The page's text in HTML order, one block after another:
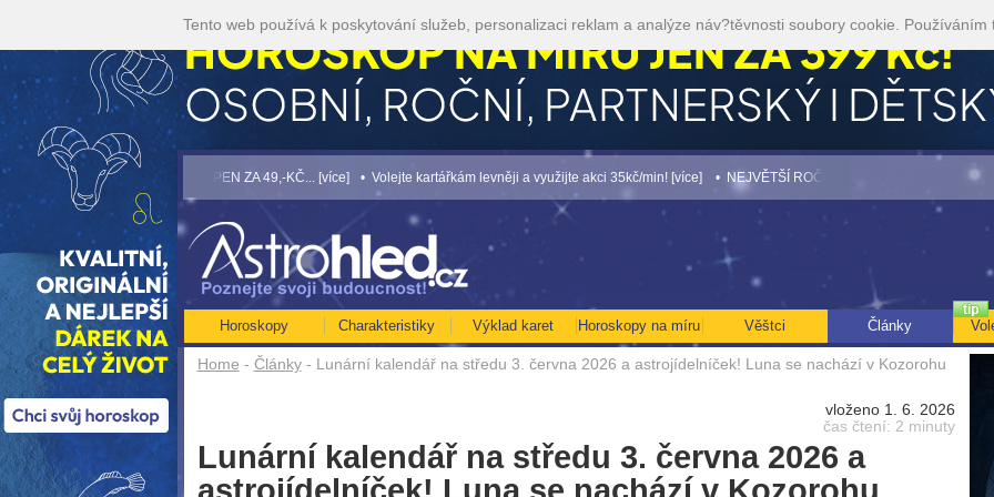
Home - Články- Lunární kalendář na středu 3. června 2026 a astrojídelníček! Luna se nachází v Kozorohu
vloženo 1. 6. 2026
čas čtení: 2 minuty
Lunární kalendář na středu 3. června 2026 a
Horoskopy Charakteristiky Výklad karet Horoskopy na míru Věštci Články
• TAROT NA SRPEN ZA 49,-KČ... [více] • Volejte kartářkám levněji a využijte akci 35kč/min! [více] • NEJVĚTŠÍ ROČNÍ HOROSKOP NA ROK 2026...[více]
Tento web používá k poskytování služeb, personalizaci reklam a analýze náv?těvnosti soubory cookie. Používáním